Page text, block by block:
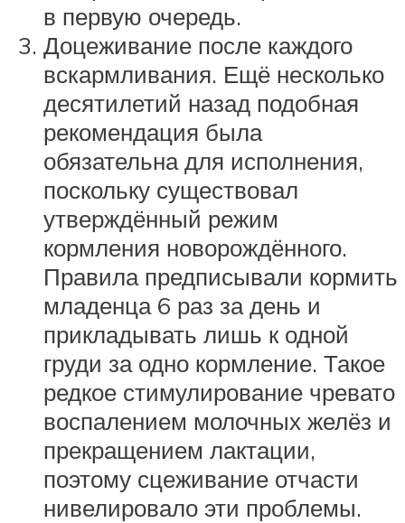
в первую очередь.
Доцеживание после каждого
вскармливания. Ещё несколько
десятилетий назад подобная
рекомендация была
обязательна для исполнения,
поскольку существовал
утверждённый режим
кормления новорождённого.
Правила предписывали кормить
младенца 6 раз за день и
прикладывать лишь к одной
груди за одно кормление. Такое
редкое стимулирование чревато
воспалением молочных желёз и
прекращением лактации,
поэтому сцеживание отчасти
нивелировало эти проблемы.